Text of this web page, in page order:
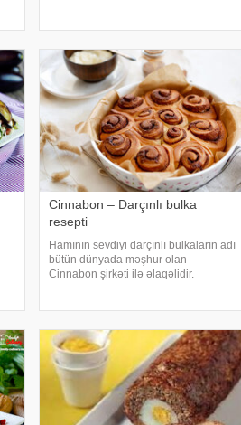
Cinnabon – Darçınlı bulka
resepti
Hamının sevdiyi darçınlı bulkaların adı
bütün dünyada məşhur olan
Cinnabon şirkəti ilə əlaqəlidir.